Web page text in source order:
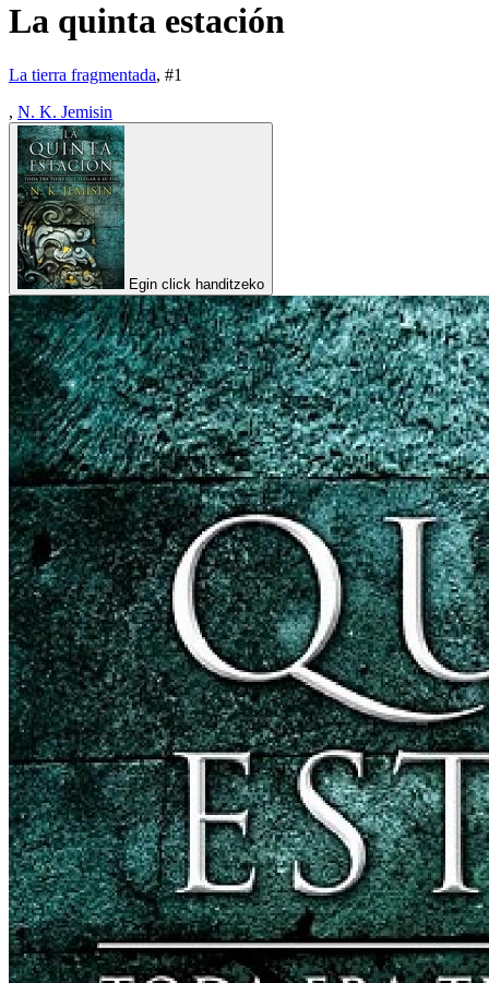
La quinta estación
La tierra fragmentada, #1
, N. K. Jemisin
Egin click handitzeko